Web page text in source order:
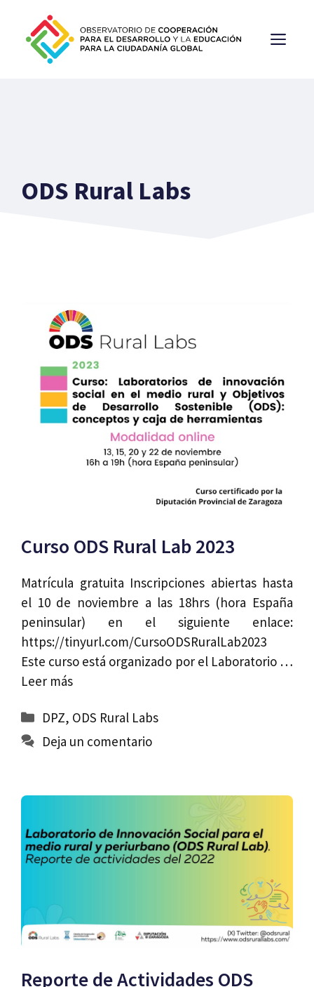
contenido
ODS Rural Labs
Curso ODS Rural Lab 2023
Matrícula gratuita Inscripciones abiertas hasta
el 10 de noviembre a las 18hrs (hora España
peninsular) en el siguiente enlace:
https://tinyurl.com/CursoODSRuralLab2023
Este curso está organizado por el Laboratorio …
Leer más
Categorías
DPZ, ODS Rural Labs
Deja un comentario
Reporte de Actividades ODS